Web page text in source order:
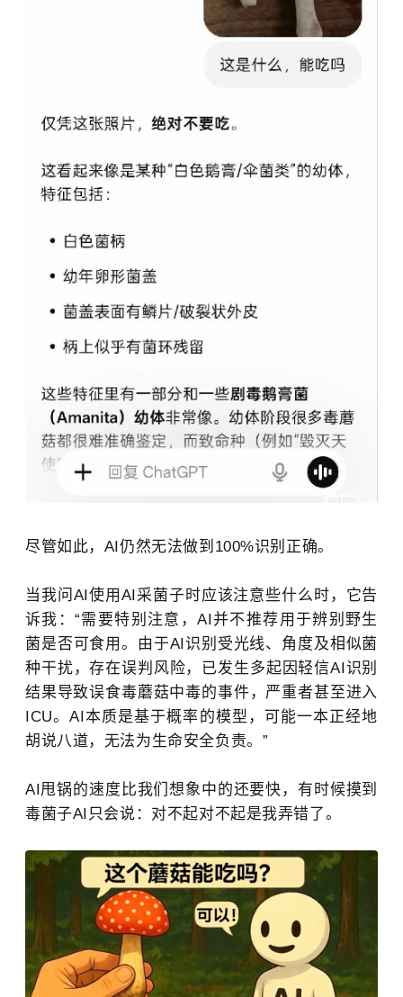
尽管如此，AI仍然无法做到100%识别正确。
当我问AI使用AI采菌子时应该注意些什么时，它告
诉我：“需要特别注意，AI并不推荐用于辨别野生
菌是否可食用。由于AI识别受光线、角度及相似菌
种干扰，存在误判风险，已发生多起因轻信AI识别
结果导致误食毒蘑菇中毒的事件，严重者甚至进入
ICU。AI本质是基于概率的模型，可能一本正经地
胡说八道，无法为生命安全负责。”
AI甩锅的速度比我们想象中的还要快，有时候摸到
毒菌子AI只会说：对不起对不起是我弄错了。